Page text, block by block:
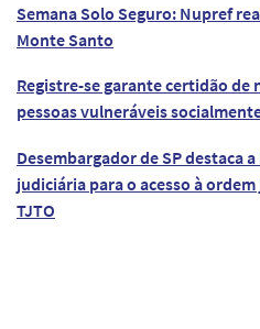
Semana Solo Seguro: Nupref
Monte Santo
Registre-se garante certidão de
pessoas vulneráveis
Desembargador de SP destaca
judiciária para o acesso à
TJTO